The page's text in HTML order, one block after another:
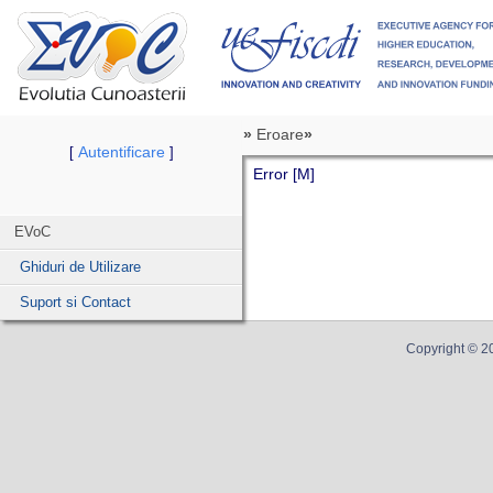
[ Autentificare]
EVoC
Ghiduri de Utilizare
Suport si Contact
» Eroare»
Error [M]
Copyright ©